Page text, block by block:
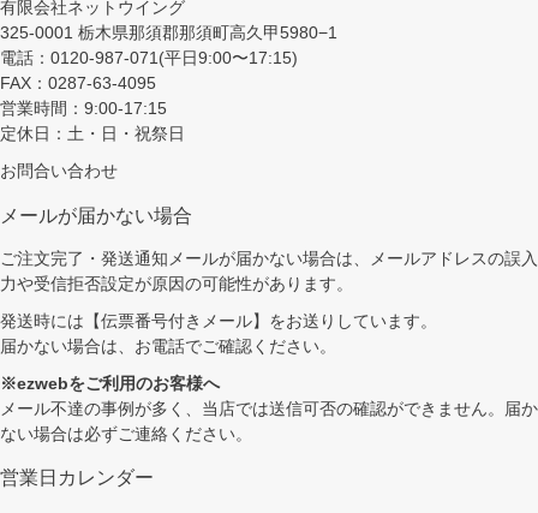
有限会社ネットウイング
325-0001 栃木県那須郡那須町高久甲5980−1
電話：0120-987-071(平日9:00〜17:15)
FAX：0287-63-4095
営業時間：9:00-17:15
定休日：土・日・祝祭日
お問合い合わせ
メールが届かない場合
ご注文完了・発送通知メールが届かない場合は、メールアドレスの誤入
力や受信拒否設定が原因の可能性があります。
発送時には【伝票番号付きメール】をお送りしています。
届かない場合は、お電話でご確認ください。
※ezwebをご利用のお客様へ
メール不達の事例が多く、当店では送信可否の確認ができません。届か
ない場合は必ずご連絡ください。
営業日カレンダー